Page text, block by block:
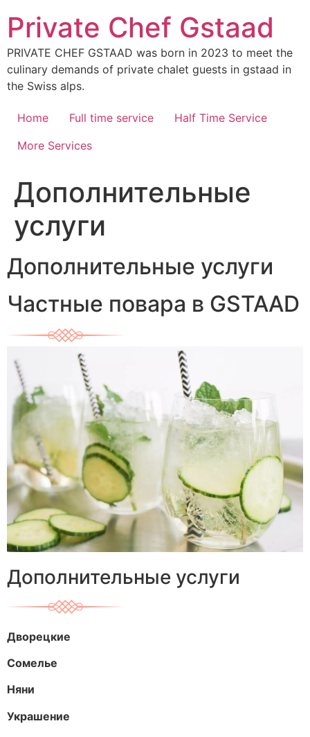
content
Private Chef Gstaad
PRIVATE CHEF GSTAAD was born in 2023 to meet the
culinary demands of private chalet guests in gstaad in
the Swiss alps.
Home Full time service
Half Time Service
More Services
Дополнительные
услуги
Дополнительные услуги
Частные повара в GSTAAD
Дополнительные услуги
Дворецкие
Сомелье
Няни
Украшение